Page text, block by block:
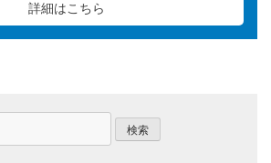
詳細はこちら